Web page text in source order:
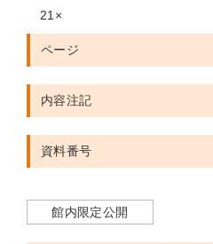
21×
ページ
内容注記
資料番号
館内限定公開